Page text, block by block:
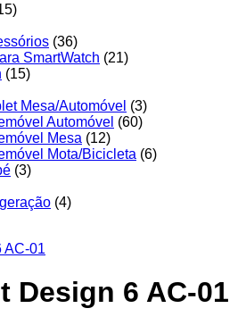
(36)
SmartWatch (21)
(15)
Mesa/Automóvel (3)
Automóvel (60)
Mesa (12)
Mota/Bicicleta (6)
(3)
(4)
Design 6 AC-01